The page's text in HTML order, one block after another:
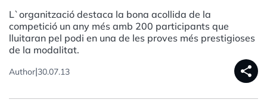
L`organització destaca la bona acollida de la
competició un any més amb 200 participants que
lluitaran pel podi en una de les proves més prestigioses
de la modalitat.
Author|30.07.13 share